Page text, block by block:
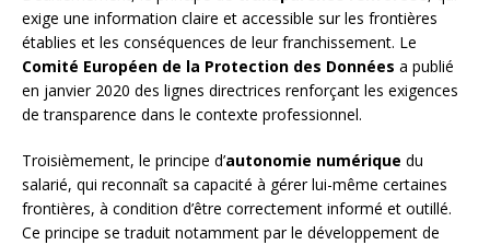
exige une information claire et accessible sur les frontières
établies et les conséquences de leur franchissement. Le
Comité Européen de la Protection des Données a publié
en janvier 2020 des lignes directrices renforçant les exigences
de transparence dans le contexte professionnel.
Troisièmement, le principe d’autonomie numérique du
salarié, qui reconnaît sa capacité à gérer lui-même certaines
frontières, à condition d’être correctement informé et outillé.
Ce principe se traduit notamment par le développement de